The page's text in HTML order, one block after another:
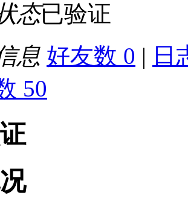
态已验证
息 好友数 0 | 日
50